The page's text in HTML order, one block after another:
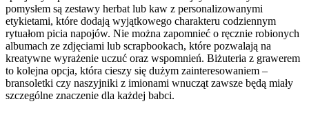
pomysłem są zestawy herbat lub kaw z personalizowanymi
etykietami, które dodają wyjątkowego charakteru codziennym
rytuałom picia napojów. Nie można zapomnieć o ręcznie robionych
albumach ze zdjęciami lub scrapbookach, które pozwalają na
kreatywne wyrażenie uczuć oraz wspomnień. Biżuteria z grawerem
to kolejna opcja, która cieszy się dużym zainteresowaniem –
bransoletki czy naszyjniki z imionami wnucząt zawsze będą miały
szczególne znaczenie dla każdej babci.